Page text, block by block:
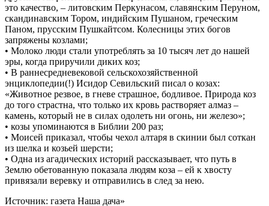
это качество, – литовским Перкунасом, славянским Перуном,
скандинавским Тором, индийским Пушаном, греческим
Паном, прусским Пушкайтсом. Колесницы этих богов
запряжены козлами;
• Молоко люди стали употреблять за 10 тысяч лет до нашей
эры, когда приручили диких коз;
• В раннесредневековой сельскохозяйственной
энциклопедии(!) Исидор Севильский писал о козах:
«Животное резвое, в гневе страшное, бодливое. Природа коз
до того страстна, что только их кровь растворяет алмаз –
камень, который не в силах одолеть ни огонь, ни железо»;
• козы упоминаются в Библии 200 раз;
• Моисей приказал, чтобы чехол алтаря в скинии был соткан
из шелка и козьей шерсти;
• Одна из агадических историй рассказывает, что путь в
Землю обетованную показала людям коза – ей к хвосту
привязали веревку и отправились в след за нею.
Источник: газета Наша дача»